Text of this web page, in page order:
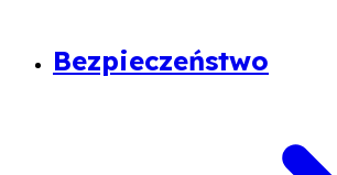
Bezpieczeństwo